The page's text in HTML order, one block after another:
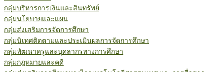
กลุ่มบริหารการเงินและสินทรัพย์
กลุ่มนโยบายและแผน
กลุ่มส่งเสริมการจัดการศึกษา
กลุ่มนิเทศติดตามและประเมินผลการจัดการศึกษา
กลุ่มพัฒนาครูและบุคลากรทางการศึกษา
กลุ่มกฎหมายและคดี